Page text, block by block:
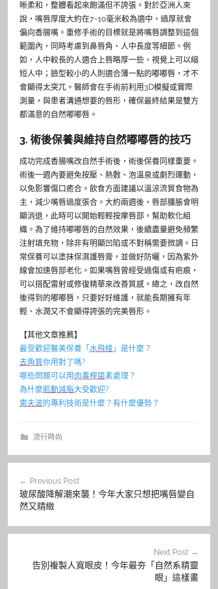
晰柔和，整體看起來飽滿但不誇張。對於亞洲人來
說，嘴唇厚度大約在7~10毫米較為適中，過厚就會
偏向香腸嘴。重修手術的目標就是將嘴唇調整到這個
範圍內，同時考慮到鼻唇角、人中長度等細節。例
如，人中較長的人適合上唇略厚一些，視覺上可以縮
短人中；臉型較小的人則適合薄一點的嘟嘟唇，才不
會顯得太突兀。醫師會在手術前利用3D模擬或實際
測量，與患者溝通想要的唇形，確保最終結果是雙方
都滿意的自然嘟嘟唇。
3. 術後保養與維持自然嘟嘟唇的技巧
成功完成香腸嘴改自然手術後，術後保養同樣重要。
術後一週內要避免按壓、熱敷、泡溫泉或劇烈運動，
以免影響傷口癒合。飲食方面建議以溫涼流質食物為
主，減少嘴唇過度張合。大約兩週後，唇部腫脹會明
顯消退，此時可以開始輕輕按摩唇部，幫助軟化組
織。為了維持嘟嘟唇的自然效果，後續盡量避免頻繁
注射填充物，除非有明顯凹陷或不對稱需要微調。日
常保養可以塗抹保濕護唇膏，並做好防曬，因為紫外
線會加速唇部老化。如果嘴唇曾經受過傷或有疤痕，
可以搭配雷射或修復精華來改善質感。總之，改自然
後得到的嘟嘟唇，只要好好維護，就能長期擁有年
輕、水潤又不會顯得誇張的完美唇形。
【其他文章推薦】
最受歡迎醫美保養「 水飛梭 」是什麼？
去角質你用對了嗎?
哪些問題可以用 肉毒桿菌素處理？
為什麼肌動減脂大受歡迎?
索夫波的專利技術是什麼？有什麼優勢？
流行時尚
章
覽
Previous Post
玻尿酸降解潮來襲！今年大家只想把嘴唇變自
然又精緻
Next Post
告別複製人寬眼皮！今年最夯「自然系精靈
眼」這樣畫